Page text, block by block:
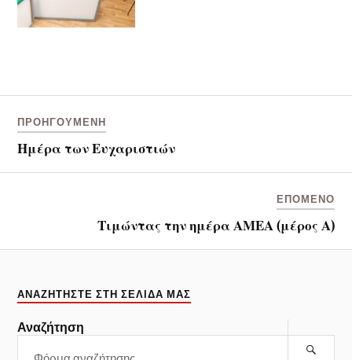
ΠΡΟΗΓΟΎΜΕΝΗ
Ημέρα των Ευχαριστιών
ΕΠΌΜΕΝΟ
Τιμώντας την ημέρα ΑΜΕΑ (μέρος Α)
ΑΝΑΖΗΤΉΣΤΕ ΣΤΗ ΣΕΛΊΔΑ ΜΑΣ
Αναζήτηση